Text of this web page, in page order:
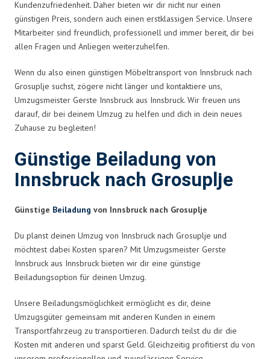
Kundenzufriedenheit. Daher bieten wir dir nicht nur einen
günstigen Preis, sondern auch einen erstklassigen Service. Unsere
Mitarbeiter sind freundlich, professionell und immer bereit, dir bei
allen Fragen und Anliegen weiterzuhelfen.
Wenn du also einen günstigen Möbeltransport von Innsbruck nach
Grosuplje suchst, zögere nicht länger und kontaktiere uns,
Umzugsmeister Gerste Innsbruck aus Innsbruck. Wir freuen uns
darauf, dir bei deinem Umzug zu helfen und dich in dein neues
Zuhause zu begleiten!
Günstige Beiladung von
Innsbruck nach Grosuplje
Günstige Beiladung von Innsbruck nach Grosuplje
Du planst deinen Umzug von Innsbruck nach Grosuplje und
möchtest dabei Kosten sparen? Mit Umzugsmeister Gerste
Innsbruck aus Innsbruck bieten wir dir eine günstige
Beiladungsoption für deinen Umzug.
Unsere Beiladungsmöglichkeit ermöglicht es dir, deine
Umzugsgüter gemeinsam mit anderen Kunden in einem
Transportfahrzeug zu transportieren. Dadurch teilst du dir die
Kosten mit anderen und sparst Geld. Gleichzeitig profitierst du von